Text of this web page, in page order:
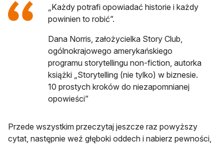
„Każdy potrafi opowiadać historie i każdy
powinien to robić”.
Dana Norris, założycielka Story Club,
ogólnokrajowego amerykańskiego
programu storytellingu non-fiction, autorka
książki „Storytelling (nie tylko) w biznesie.
10 prostych kroków do niezapomnianej
opowieści”
Przede wszyst­kim przeczytaj jeszcze raz powyższy
cytat, następnie weź głę­bo­ki od­dech i nabierz pewności,